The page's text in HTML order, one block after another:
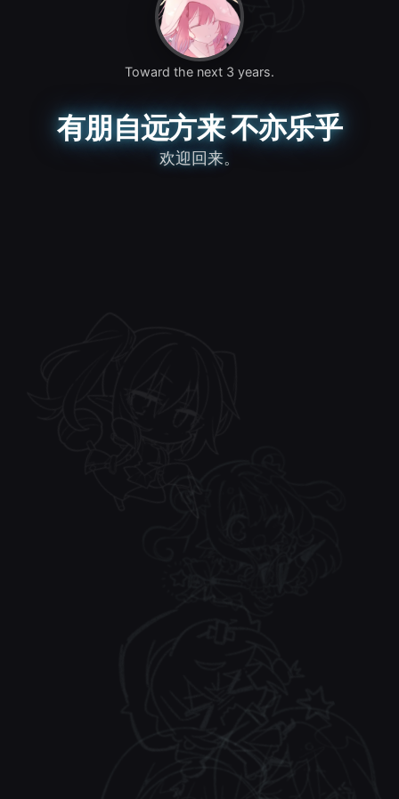
Toward the next 3 years.
有朋自远方来 不亦乐乎
欢迎回来。